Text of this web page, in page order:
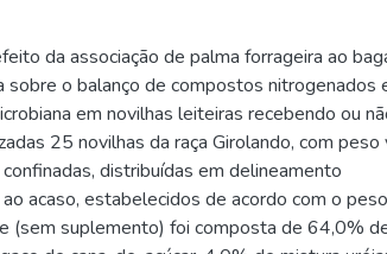
da associação de palma forrageira ao
sobre o balanço de compostos nitrogenados
em novilhas leiteiras recebendo ou
25 novilhas da raça Girolando, com peso
distribuídas em delineamento
acaso, estabelecidos de acordo com o
(sem suplemento) foi composta de 64,0%